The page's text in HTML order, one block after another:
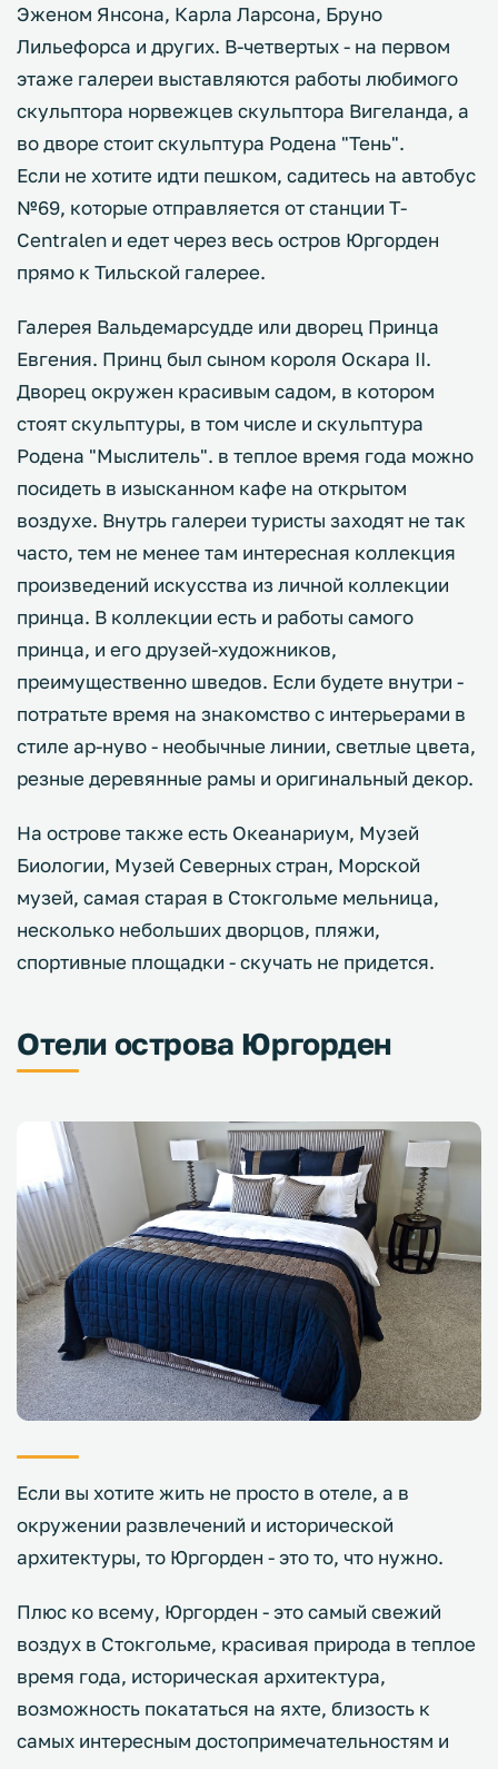
Эженом Янсона, Карла Ларсона, Бруно
Лильефорса и других. В-четвертых - на первом
этаже галереи выставляются работы любимого
скульптора норвежцев скульптора Вигеланда, а
во дворе стоит скульптура Родена "Тень".
Если не хотите идти пешком, садитесь на автобус
№69, которые отправляется от станции T-
Centralen и едет через весь остров Юргорден
прямо к Тильской галерее.
Галерея Вальдемарсудде или дворец Принца
Евгения. Принц был сыном короля Оскара II.
Дворец окружен красивым садом, в котором
стоят скульптуры, в том числе и скульптура
Родена "Мыслитель". в теплое время года можно
посидеть в изысканном кафе на открытом
воздухе. Внутрь галереи туристы заходят не так
часто, тем не менее там интересная коллекция
произведений искусства из личной коллекции
принца. В коллекции есть и работы самого
принца, и его друзей-художников,
преимущественно шведов. Если будете внутри -
потратьте время на знакомство с интерьерами в
стиле ар-нуво - необычные линии, светлые цвета,
резные деревянные рамы и оригинальный декор.
На острове также есть Океанариум, Музей
Биологии, Музей Северных стран, Морской
музей, самая старая в Стокгольме мельница,
несколько небольших дворцов, пляжи,
спортивные площадки - скучать не придется.
Отели острова Юргорден
Если вы хотите жить не просто в отеле, а в
окружении развлечений и исторической
архитектуры, то Юргорден - это то, что нужно.
Плюс ко всему, Юргорден - это самый свежий
воздух в Стокгольме, красивая природа в теплое
время года, историческая архитектура,
возможность покататься на яхте, близость к
самых интересным достопримечательностям и